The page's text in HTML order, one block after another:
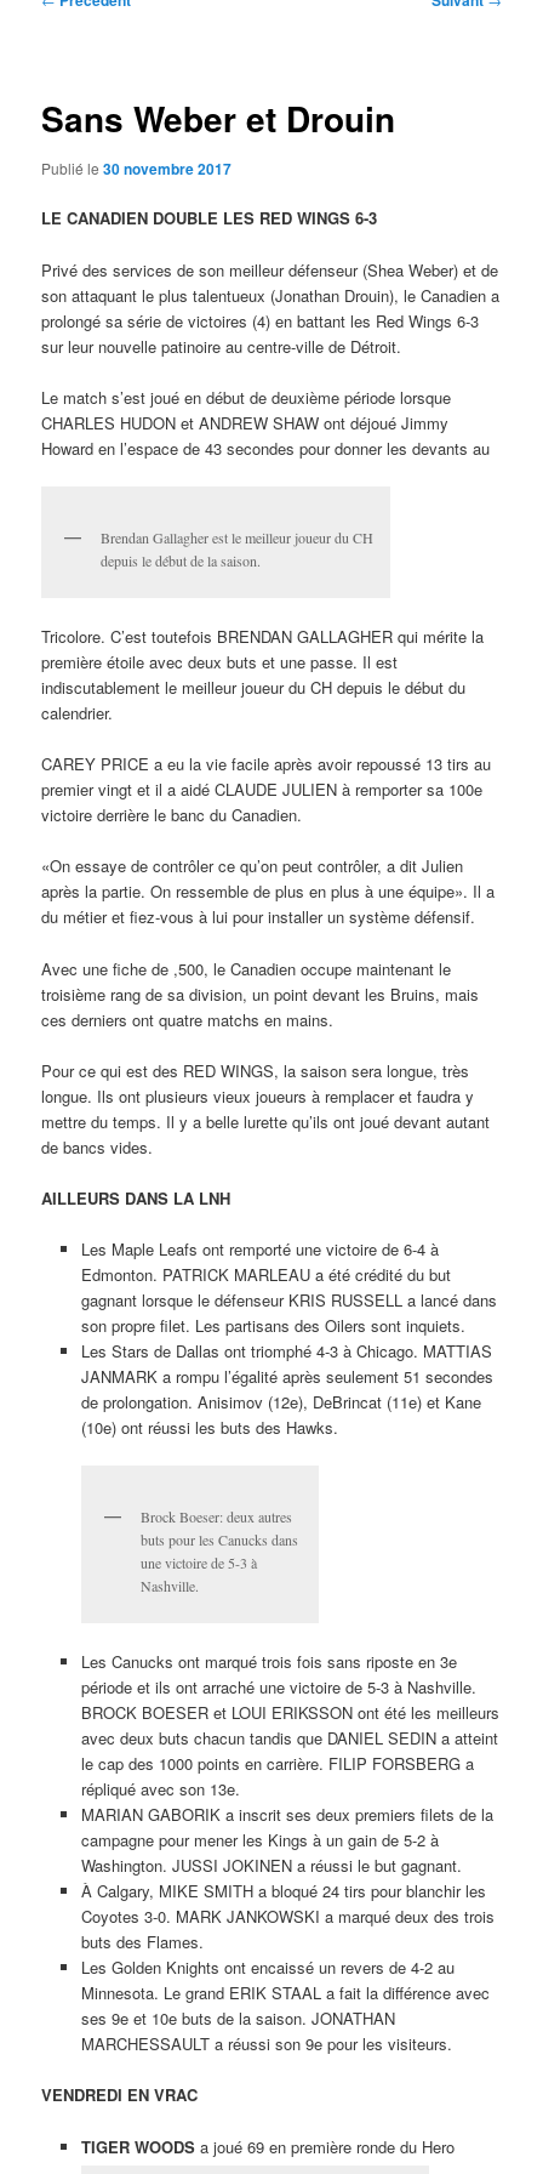
Sans Weber et Drouin
Publié le30 novembre 2017
LE CANADIEN DOUBLE LES RED WINGS 6-3
Privé des services de son meilleur défenseur (Shea Weber) et de
son attaquant le plus talentueux (Jonathan Drouin), le Canadien a
prolongé sa série de victoires (4) en battant les Red Wings 6-3
sur leur nouvelle patinoire au centre-ville de Détroit.
Le match s’est joué en début de deuxième période lorsque
CHARLES HUDON et ANDREW SHAW ont déjoué Jimmy
Howard en l’espace de 43 secondes pour donner les devants au
Brendan Gallagher est le meilleur joueur du CH
depuis le début de la saison.
Tricolore. C’est toutefois BRENDAN GALLAGHER qui mérite la
première étoile avec deux buts et une passe. Il est
indiscutablement le meilleur joueur du CH depuis le début du
calendrier.
CAREY PRICE a eu la vie facile après avoir repoussé 13 tirs au
premier vingt et il a aidé CLAUDE JULIEN à remporter sa 100e
victoire derrière le banc du Canadien.
«On essaye de contrôler ce qu’on peut contrôler, a dit Julien
après la partie. On ressemble de plus en plus à une équipe». Il a
du métier et fiez-vous à lui pour installer un système défensif.
Avec une fiche de ,500, le Canadien occupe maintenant le
troisième rang de sa division, un point devant les Bruins, mais
ces derniers ont quatre matchs en mains.
Pour ce qui est des RED WINGS, la saison sera longue, très
longue. Ils ont plusieurs vieux joueurs à remplacer et faudra y
mettre du temps. Il y a belle lurette qu’ils ont joué devant autant
de bancs vides.
AILLEURS DANS LA LNH
Les Maple Leafs ont remporté une victoire de 6-4 à
Edmonton. PATRICK MARLEAU a été crédité du but
gagnant lorsque le défenseur KRIS RUSSELL a lancé dans
son propre filet. Les partisans des Oilers sont inquiets.
Les Stars de Dallas ont triomphé 4-3 à Chicago. MATTIAS
JANMARK a rompu l’égalité après seulement 51 secondes
de prolongation. Anisimov (12e), DeBrincat (11e) et Kane
(10e) ont réussi les buts des Hawks.
Brock Boeser: deux autres
buts pour les Canucks dans
une victoire de 5-3 à
Nashville.
Les Canucks ont marqué trois fois sans riposte en 3e
période et ils ont arraché une victoire de 5-3 à Nashville.
BROCK BOESER et LOUI ERIKSSON ont été les meilleurs
avec deux buts chacun tandis que DANIEL SEDIN a atteint
le cap des 1000 points en carrière. FILIP FORSBERG a
répliqué avec son 13e.
MARIAN GABORIK a inscrit ses deux premiers filets de la
campagne pour mener les Kings à un gain de 5-2 à
Washington. JUSSI JOKINEN a réussi le but gagnant.
À Calgary, MIKE SMITH a bloqué 24 tirs pour blanchir les
Coyotes 3-0. MARK JANKOWSKI a marqué deux des trois
buts des Flames.
Les Golden Knights ont encaissé un revers de 4-2 au
Minnesota. Le grand ERIK STAAL a fait la différence avec
ses 9e et 10e buts de la saison. JONATHAN
MARCHESSAULT a réussi son 9e pour les visiteurs.
VENDREDI EN VRAC
TIGER WOODS a joué 69 en première ronde du Hero